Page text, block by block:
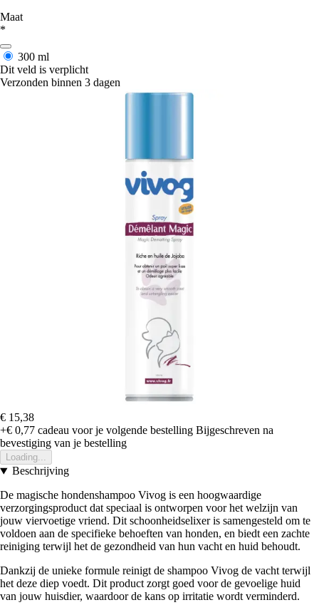
Maat
*
300 ml
Dit veld is verplicht
Verzonden binnen 3 dagen
€ 15,38
+€ 0,77 cadeau voor je volgende bestelling Bijgeschreven na
bevestiging van je bestelling
Loading...
Beschrijving
De magische hondenshampoo Vivog is een hoogwaardige
verzorgingsproduct dat speciaal is ontworpen voor het welzijn van
jouw viervoetige vriend. Dit schoonheidselixer is samengesteld om te
voldoen aan de specifieke behoeften van honden, en biedt een zachte
reiniging terwijl het de gezondheid van hun vacht en huid behoudt.
Dankzij de unieke formule reinigt de shampoo Vivog de vacht terwijl
het deze diep voedt. Dit product zorgt goed voor de gevoelige huid
van jouw huisdier, waardoor de kans op irritatie wordt verminderd.